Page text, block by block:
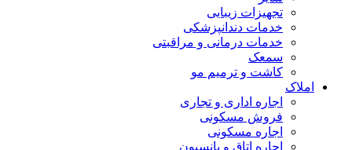
تجهیزات زیبایی
خدمات دندانپزشکی
خدمات درمانی و مراقبتی
سمعک
کاشت و ترمیم مو
املاک
اجاره اداری و تجاری
فروش مسکونی
اجاره مسکونی
اجاره اتاق و پانسیون